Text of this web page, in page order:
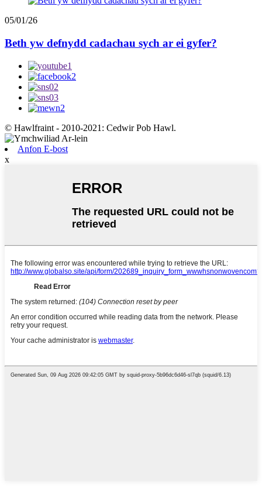
05/01/26
Beth yw defnydd cadachau sych ar ei gyfer?
© Hawlfraint - 2010-2021: Cedwir Pob Hawl.
Anfon E-bost
x